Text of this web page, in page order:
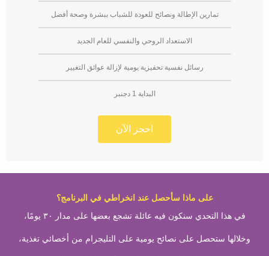
⁠⁠تمارين الإطالة ونصائح للعودة للشباب ببشرة وصحة أفضل
⁠⁠الاستعداد الروحي والنفسي للعام الجديد
رسائل نفسية تحفيزية يومية لإزالة عوائق التغيير
البداية 1 دجنبر
احجز الآن
على ماذا سأحصل عند انخراطي في البرنامج؟
في هذا التحدي سنكون فيه عائلة تشجع بعضها على مدار ٣٠ يومًا،
وخلالها ستحصل على نصائح يومية على التليجرام من أخصائي تغذية،